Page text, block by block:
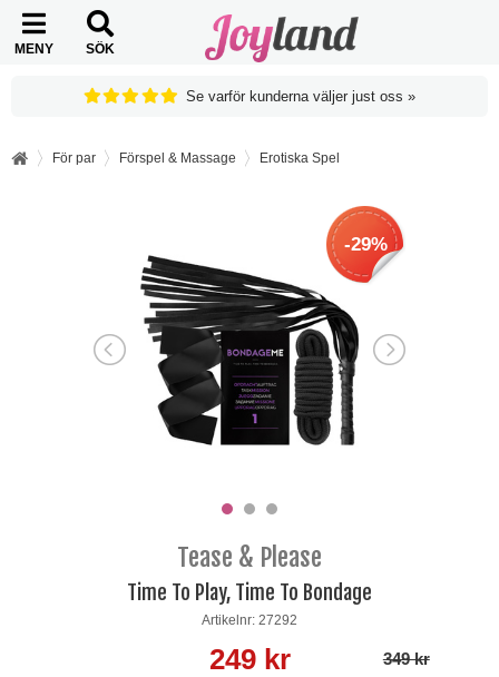
MENY SÖK
Se varför kunderna väljer just oss »
För par Förspel & Massage Erotiska Spel
-29%
Tease & Please
Time To Play, Time To Bondage
Artikelnr: 27292
249 kr 349 kr